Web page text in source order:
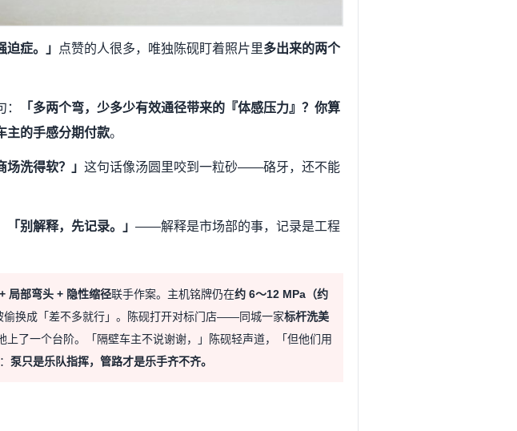
迫症。」 点赞的人很多，唯独陈砚盯着照片里多出来的两个
「多两个弯，少多少有效通径带来的『体感压力』？你算
主的手感分期付款。
场洗得软？」 这句话像汤圆里咬到一粒砂——硌牙，还不能
「别解释，先记录。」 ——解释是市场部的事，记录是工程
局部弯头 + 隐性缩径联手作案。主机铭牌仍在约 6～12 MPa（约
偷换成「差不多就行」。陈砚打开对标门店——同城一家标杆洗美
上了一个台阶。「隔壁车主不说谢谢，」陈砚轻声道，「但他们用
泵只是乐队指挥，管路才是乐手齐不齐。